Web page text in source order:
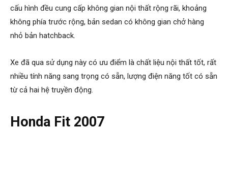
cấu hình đều cung cấp không gian nội thất rộng rãi, khoảng
không phía trước rộng, bản sedan có không gian chở hàng
nhỏ bản hatchback.
Xe đã qua sử dụng này có ưu điểm là chất liệu nội thất tốt, rất
nhiều tính năng sang trọng có sẵn, lượng điện năng tốt có sẵn
từ cả hai hệ truyền động.
Honda Fit 2007